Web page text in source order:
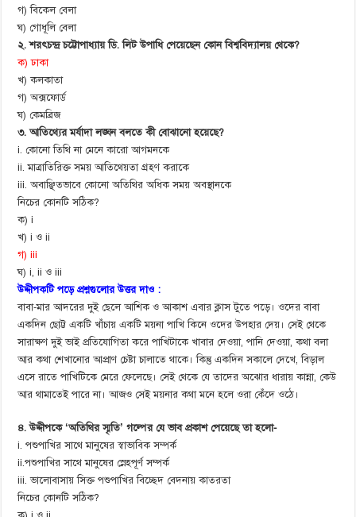
গ) বিকেল বেলা
ঘ) গোধূলি বেলা
২. শরৎচন্দ্র চট্টোপাধ্যায় ডি. লিট উপাধি পেয়েছেন কোন বিশ্ববিদ্যালয় থেকে?
ক) ঢাকা
খ) কলকাতা
গ) অক্সফোর্ড
ঘ) কেমব্রিজ
৩. আতিথ্যের মর্যাদা লঙ্ঘন বলতে কী বোঝানো হয়েছে?
i. কোনো তিথি না মেনে কারো আগমনকে
ii. মাত্রাতিরিক্ত সময় আতিথেয়তা গ্রহণ করাকে
iii. অবাঞ্ছিতভাবে কোনো অতিথির অধিক সময় অবস্থানকে
নিচের কোনটি সঠিক?
ক) i
খ) i ও ii
গ) iii
ঘ) i, ii ও iii
উদ্দীপকটি পড়ে প্রশ্নগুলোর উত্তর দাও :
বাবা-মার আদরের দুই ছেলে আশিক ও আকাশ এবার ক্লাস টুতে পড়ে। ওদের বাবা
একদিন ছোট্ট একটি খাঁচায় একটি ময়না পাখি কিনে ওদের উপহার দেয়। সেই থেকে
সারাক্ষণ দুই ভাই প্রতিযোগিতা করে পাখিটাকে খাবার দেওয়া, পানি দেওয়া, কথা বলা
আর কথা শেখানোর আপ্রাণ চেষ্টা চালাতে থাকে। কিন্তু একদিন সকালে দেখে, বিড়াল
এসে রাতে পাখিটিকে মেরে ফেলেছে। সেই থেকে যে তাদের অঝোর ধারায় কান্না, কেউ
আর থামাতেই পারে না। আজও সেই ময়নার কথা মনে হলে ওরা কেঁদে ওঠে।
৪. উদ্দীপকে ‘অতিথির স্মৃতি’ গল্পের যে ভাব প্রকাশ পেয়েছে তা হলো-
i. পশুপাখির সাথে মানুষের স্বাভাবিক সম্পর্ক
ii.পশুপাখির সাথে মানুষের স্নেহপূর্ণ সম্পর্ক
iii. ভালোবাসায় সিক্ত পশুপাখির বিচ্ছেদ বেদনায় কাতরতা
নিচের কোনটি সঠিক?